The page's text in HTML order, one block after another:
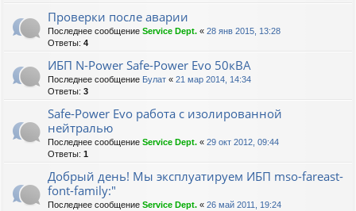
Проверки после аварии
Последнее сообщение Service Dept. « 28 янв 2015, 13:28
Ответы: 4
ИБП N-Power Safe-Power Evo 50кВА
Последнее сообщение Булат « 21 мар 2014, 14:34
Ответы: 3
Safe-Power Evo работа с изолированной
нейтралью
Последнее сообщение Service Dept. « 29 окт 2012, 09:44
Ответы: 1
Добрый день! Мы эксплуатируем ИБП mso-fareast-
font-family:"
Последнее сообщение Service Dept. « 26 май 2011, 19:24